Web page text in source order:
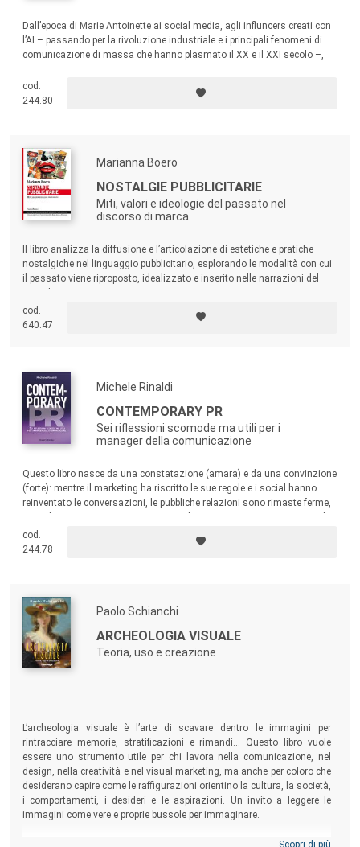
Dall’epoca di Marie Antoinette ai social media, agli influncers creati con
l’AI – passando per la rivoluzione industriale e i principali fenomeni di
comunicazione di massa che hanno plasmato il XX e il XXI secolo –,
comunicazione e moda come le due facce di una stessa
trasformazione socio-culturale, politica ed economica.
cod.
244.80
Marianna Boero
NOSTALGIE PUBBLICITARIE
Miti, valori e ideologie del passato nel
discorso di marca
Il libro analizza la diffusione e l’articolazione di estetiche e pratiche
nostalgiche nel linguaggio pubblicitario, esplorando le modalità con cui
il passato viene riproposto, idealizzato e inserito nelle narrazioni del
cod.
640.47
Michele Rinaldi
CONTEMPORARY PR
Sei riflessioni scomode ma utili per i
manager della comunicazione
Questo libro nasce da una constatazione (amara) e da una convinzione
(forte): mentre il marketing ha riscritto le sue regole e i social hanno
reinventato le conversazioni, le pubbliche relazioni sono rimaste ferme,
rimaste molto indietro. Con un linguaggio diretto e ironico, Michele
Rinaldi smonta i cliché, rilegge le dinamiche del settore e propone una
cod.
244.78
Paolo Schianchi
ARCHEOLOGIA VISUALE
Teoria, uso e creazione
L’archeologia visuale è l’arte di scavare dentro le immagini per
rintracciare memorie, stratificazioni e rimandi… Questo libro vuole
essere uno strumento utile per chi lavora nella comunicazione, nel
design, nella creatività e nel visual marketing, ma anche per coloro che
desiderano capire come le raffigurazioni orientino la cultura, la società,
i comportamenti, i desideri e le aspirazioni. Un invito a leggere le
immagini come vere e proprie bussole per immaginare.
Scopri di più